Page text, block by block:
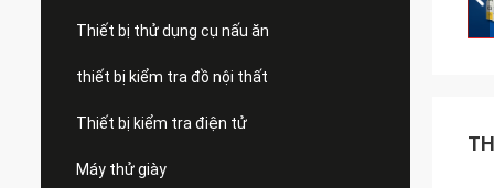
Thiết bị thử dụng cụ nấu ăn
thiết bị kiểm tra đồ nội thất
Thiết bị kiểm tra điện tử
Máy thử giày